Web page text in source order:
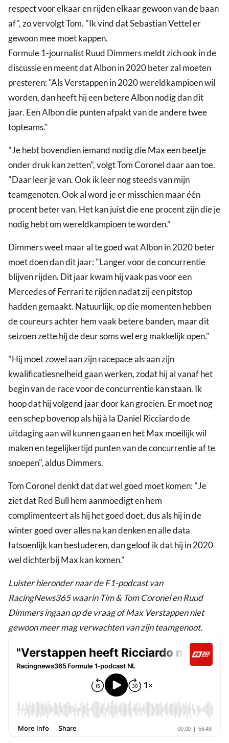
respect voor elkaar en rijden elkaar gewoon van de baan
af", zo vervolgt Tom. "Ik vind dat Sebastian Vettel er
gewoon mee moet kappen.
Formule 1-journalist Ruud Dimmers meldt zich ook in de
discussie en meent dat Albon in 2020 beter zal moeten
presteren: "Als Verstappen in 2020 wereldkampioen wil
worden, dan heeft hij een betere Albon nodig dan dit
jaar. Een Albon die punten afpakt van de andere twee
topteams."
"Je hebt bovendien iemand nodig die Max een beetje
onder druk kan zetten", volgt Tom Coronel daar aan toe.
"Daar leer je van. Ook ik leer nog steeds van mijn
teamgenoten. Ook al word je er misschien maar één
procent beter van. Het kan juist die ene procent zijn die je
nodig hebt om wereldkampioen te worden."
Dimmers weet maar al te goed wat Albon in 2020 beter
moet doen dan dit jaar: "Langer voor de concurrentie
blijven rijden. Dit jaar kwam hij vaak pas voor een
Mercedes of Ferrari te rijden nadat zij een pitstop
hadden gemaakt. Natuurlijk, op die momenten hebben
de coureurs achter hem vaak betere banden, maar dit
seizoen zette hij de deur soms wel erg makkelijk open."
"Hij moet zowel aan zijn racepace als aan zijn
kwalificatiesnelheid gaan werken, zodat hij al vanaf het
begin van de race voor de concurrentie kan staan. Ik
hoop dat hij volgend jaar door kan groeien. Er moet nog
een schep bovenop als hij à la Daniel Ricciardo de
uitdaging aan wil kunnen gaan en het Max moeilijk wil
maken en tegelijkertijd punten van de concurrentie af te
snoepen", aldus Dimmers.
Tom Coronel denkt dat dat wel goed moet komen: "Je
ziet dat Red Bull hem aanmoedigt en hem
complimenteert als hij het goed doet, dus als hij in de
winter goed over alles na kan denken en alle data
fatsoenlijk kan bestuderen, dan geloof ik dat hij in 2020
wel dichterbij Max kan komen."
Luister hieronder naar de F1-podcast van
RacingNews365 waarin Tim & Tom Coronel en Ruud
Dimmers ingaan op de vraag of Max Verstappen niet
gewoon meer mag verwachten van zijn teamgenoot.